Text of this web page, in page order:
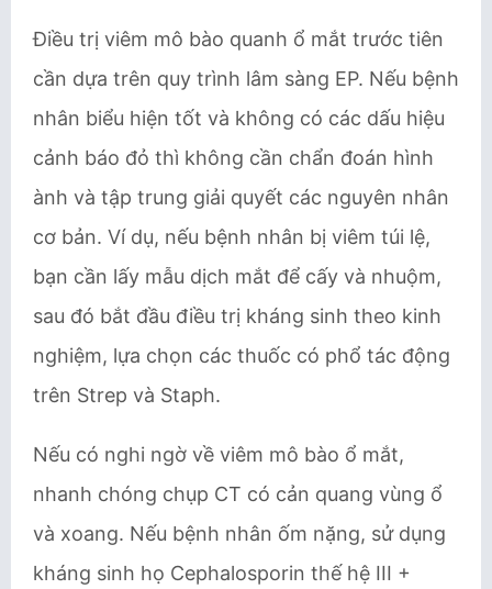
Điều trị viêm mô bào quanh ổ mắt trước tiên
cần dựa trên quy trình lâm sàng EP. Nếu bệnh
nhân biểu hiện tốt và không có các dấu hiệu
cảnh báo đỏ thì không cần chẩn đoán hình
ành và tập trung giải quyết các nguyên nhân
cơ bản. Ví dụ, nếu bệnh nhân bị viêm túi lệ,
bạn cần lấy mẫu dịch mắt để cấy và nhuộm,
sau đó bắt đầu điều trị kháng sinh theo kinh
nghiệm, lựa chọn các thuốc có phổ tác động
trên Strep và Staph.
Nếu có nghi ngờ về viêm mô bào ổ mắt,
nhanh chóng chụp CT có cản quang vùng ổ
và xoang. Nếu bệnh nhân ốm nặng, sử dụng
kháng sinh họ Cephalosporin thế hệ III +